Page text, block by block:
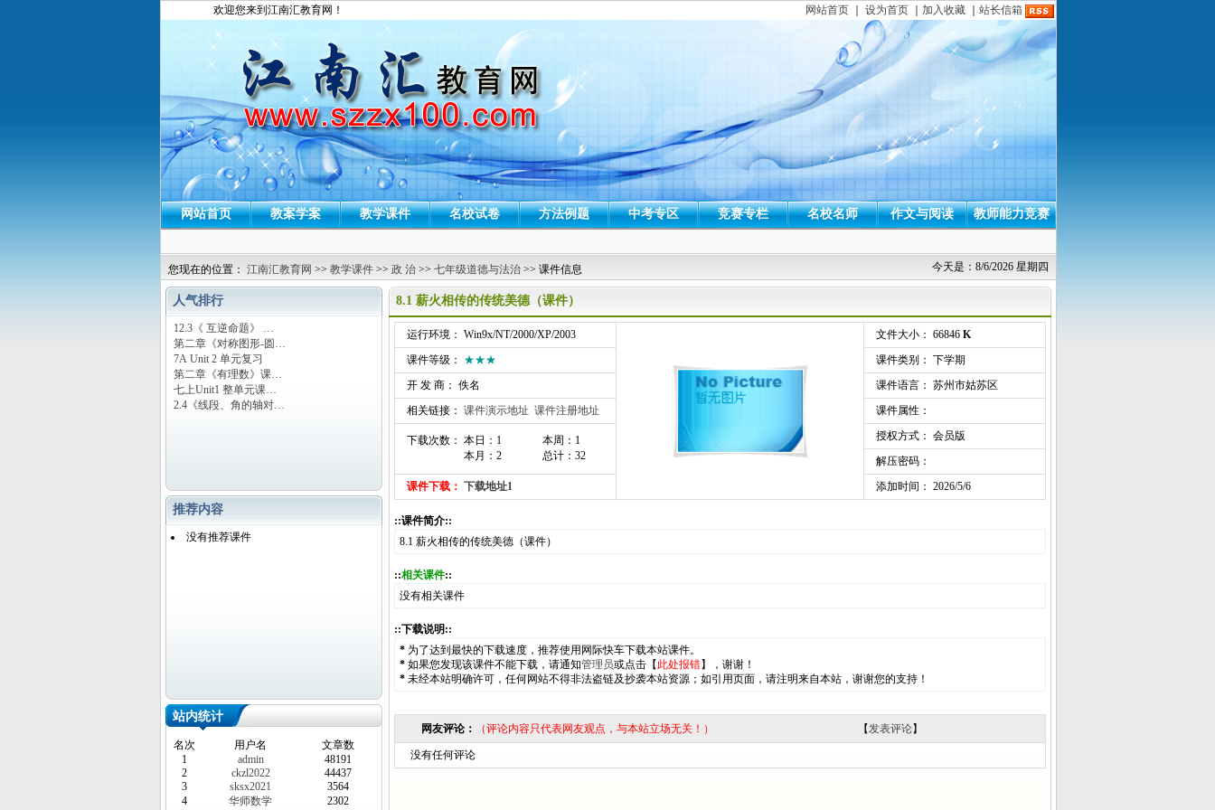
欢迎您来到江南汇教育网！ 网站首页 设为首页 加入收藏 站长信箱
网站首页 教案学案 教学课件 名校试卷 方法例题 中考专区 竞赛专栏 名校名师 作文与阅读 教师能力竞赛
今天是：8/6/2026 星期四
您现在的位置： 江南汇教育网 >> 教学课件 >> 政 治 >> 七年级道德与法治 >> 课件信息
人气排行
12.3《 互逆命题》 …
第二章《对称图形-圆…
7A Unit 2 单元复习
第二章《有理数》课…
七上Unit1 整单元课…
2.4《线段、角的轴对…
推荐内容
没有推荐课件
站内统计
名次 用户名
文章数
1
admin
48191
2
ckzl2022
44437
3
sksx2021
3564
4
华师数学
2302
8.1 薪火相传的传统美德（课件）
运行环境： Win9x/NT/2000/XP/2003 文件大小： 66846 K
课件等级： ★★★
课件类别： 下学期
开 发 商： 佚名
课件语言： 苏州市姑苏区
相关链接： 课件演示地址 课件注册地址 课件属性：
下载次数： 本日：1
本月：2
本周：1
总计：32
授权方式： 会员版
解压密码：
课件下载： 下载地址1 添加时间： 2026/5/6
::课件简介::
8.1 薪火相传的传统美德（课件）
::相关课件::
没有相关课件
::下载说明::
* 为了达到最快的下载速度，推荐使用网际快车下载本站课件。
* 如果您发现该课件不能下载，请通知管理员或点击【 此处报错】，谢谢！
* 未经本站明确许可，任何网站不得非法盗链及抄袭本站资源；如引用页面，请注明来自本站，谢谢您的支持！
网友评论： （评论内容只代表网友观点，与本站立场无关！） 【发表评论】
没有任何评论